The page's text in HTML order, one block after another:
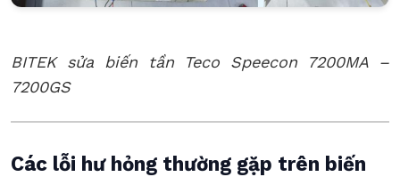
BITEK sửa biến tần Teco Speecon 7200MA –
7200GS
Các lỗi hư hỏng thường gặp trên biến